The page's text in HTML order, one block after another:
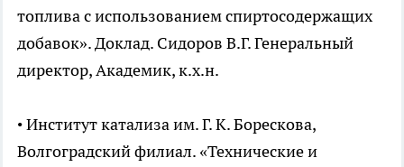
топлива с использованием спиртосодержащих
добавок». Доклад. Сидоров В.Г. Генеральный
директор, Академик, к.х.н.
• Институт катализа им. Г. К. Борескова,
Волгоградский филиал. «Технические и